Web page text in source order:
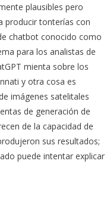
plausibles pero
producir tonterías con
chatbot conocido como
para los analistas de
mienta sobre los
y otra cosa es
imágenes satelitales
de generación de
de la capacidad de
sus resultados;
puede intentar explicar